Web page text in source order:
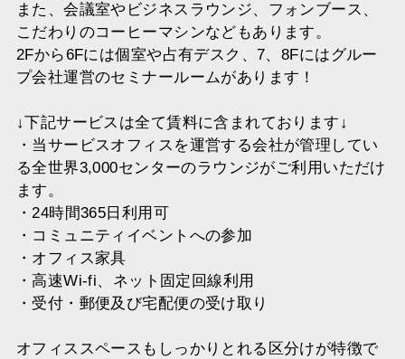
また、会議室やビジネスラウンジ、フォンブース、
こだわりのコーヒーマシンなどもあります。
2Fから6Fには個室や占有デスク、7、8Fにはグルー
プ会社運営のセミナールームがあります！
↓下記サービスは全て賃料に含まれております↓
・当サービスオフィスを運営する会社が管理してい
る全世界3,000センターのラウンジがご利用いただけ
ます。
・24時間365日利用可
・コミュニティイベントへの参加
・オフィス家具
・高速Wi-fi、ネット固定回線利用
・受付・郵便及び宅配便の受け取り
オフィススペースもしっかりとれる区分けが特徴で